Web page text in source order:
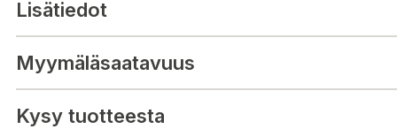
Skötselråd: Regelbunden dammsugning och vädring. Plantvätt
plant.
Lisätiedot
Myymäläsaatavuus
Kysy tuotteesta